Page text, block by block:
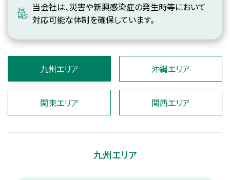
当会社は、災害や新興感染症の発生時等において
対応可能な体制を確保しています。
九州エリア 沖縄エリア
関東エリア 関西エリア
九州エリア